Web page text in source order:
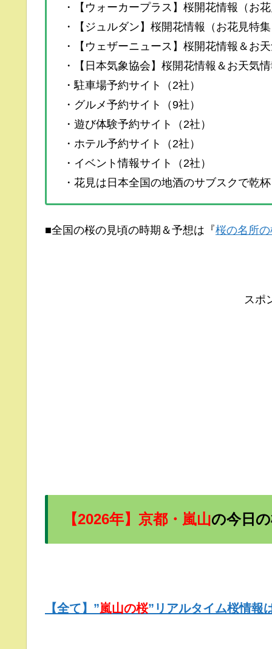
・【ウォーカープラス】桜開花情報（お
・【ジュルダン】桜開花情報（お花見特
・【ウェザーニュース】桜開花情報＆お
・【日本気象協会】桜開花情報＆お天気
・駐車場予約サイト（2社）
・グルメ予約サイト（9社）
・遊び体験予約サイト（2社）
・ホテル予約サイト（2社）
・イベント情報サイト（2社）
・花見は日本全国の地酒のサブスクで乾
■全国の桜の見頃の時期＆予想は『桜の名所
スポ
【2026年】京都・嵐山の今日
【全て】”嵐山の桜”リアルタイム桜情報